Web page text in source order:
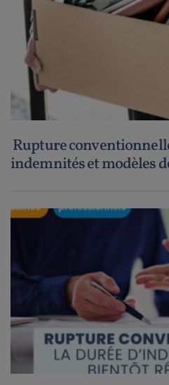
Rupture
indemnités et modèles